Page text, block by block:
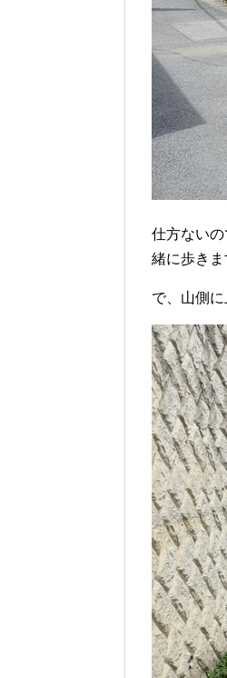
仕方ない
緒に歩きま
で、山側に